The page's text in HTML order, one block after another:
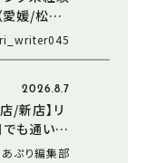
愛媛/松山
2026.8.7
/新店】リ
も通いた
16 愛媛/松
ぷり編集部